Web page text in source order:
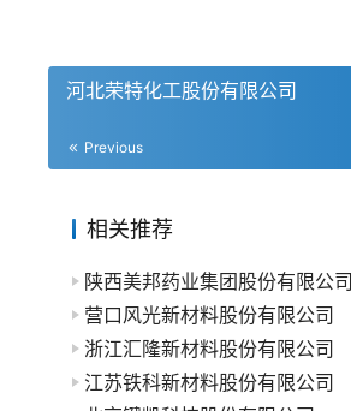
河北荣特化工股份有限公司
Previous
相关推荐
陕西美邦药业集团股份有限公司
营口风光新材料股份有限公司
浙江汇隆新材料股份有限公司
江苏铁科新材料股份有限公司